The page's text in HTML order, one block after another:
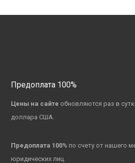
Предоплата 100%
Цены на сайте обновляются раз в
доллара США.
Предоплата 100% по счету от нашего
юридических лиц.